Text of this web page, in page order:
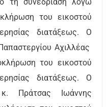
του εικοστού
διατάξεως. Ο
Αχιλλέας
του εικοστού
διατάξεως. Ο
Πράτσας Ιωάννης